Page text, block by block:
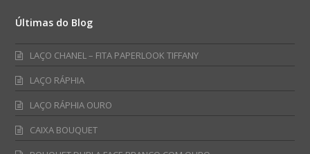
Últimas do Blog
LAÇO CHANEL – FITA PAPERLOOK TIFFANY
LAÇO RÁPHIA
LAÇO RÁPHIA OURO
CAIXA BOUQUET